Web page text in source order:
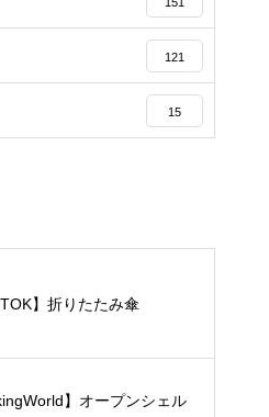
121
15
】折りたたみ傘
】オープンシェル